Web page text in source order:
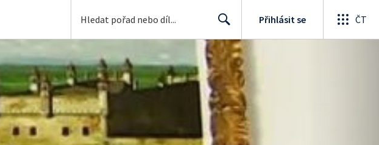
Search
Přihlásit se ČT